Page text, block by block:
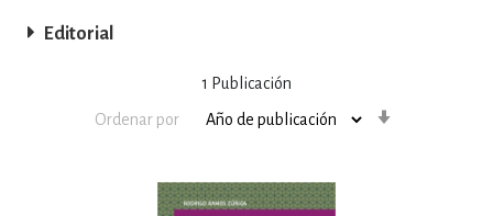
1 Publicación
Ordenar por
Editorial